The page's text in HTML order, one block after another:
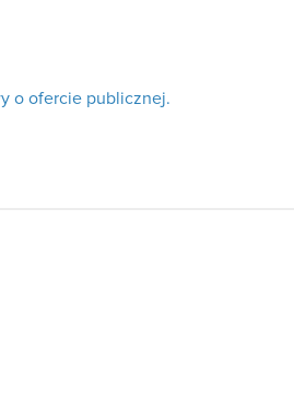
o ofercie publicznej.